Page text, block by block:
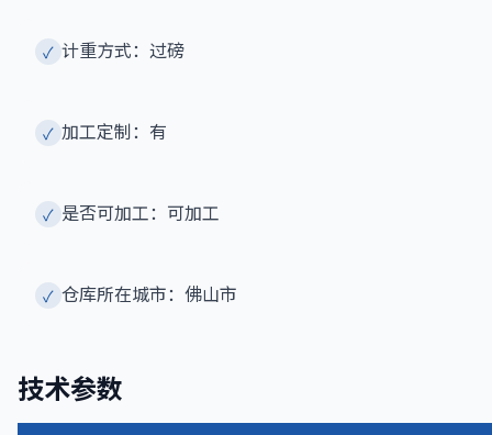
✓ 计重方式：过磅
✓ 加工定制：有
✓ 是否可加工：可加工
✓ 仓库所在城市：佛山市
技术参数